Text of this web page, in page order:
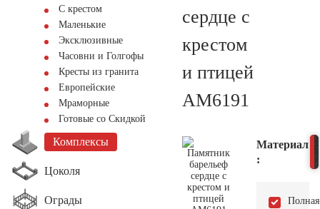
С крестом
Маленькие
Эксклюзивные
Часовни и Голгофы
Кресты из гранита
Европейские
Мраморные
Готовые со Скидкой
Комплексы
Цоколя
Ограды
сердце с
крестом
и птицей
AM6191
Материал
:
Полная